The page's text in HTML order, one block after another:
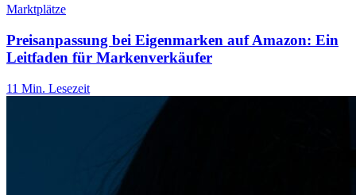
Marktplätze
Preisanpassung bei Eigenmarken auf Amazon: Ein
Leitfaden für Markenverkäufer
11 Min. Lesezeit